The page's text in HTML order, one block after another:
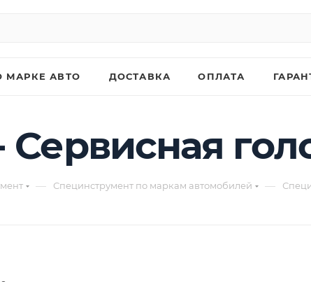
МАРКЕ АВТО ДОСТАВКА ОПЛАТА
Сервисная
— Специнструмент по маркам автомобилей —